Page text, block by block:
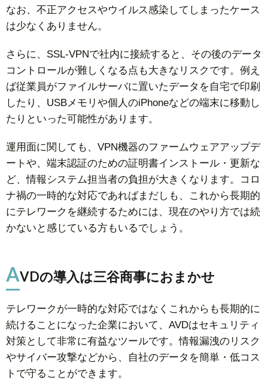
なお、不正アクセスやウイルス感染してしまったケース
は少なくありません。
さらに、SSL-VPNで社内に接続すると、その後のデータ
コントロールが難しくなる点も大きなリスクです。例え
ば従業員がファイルサーバに置いたデータを自宅で印刷
したり、USBメモリや個人のiPhoneなどの端末に移動し
たりといった可能性があります。
運用面に関しても、VPN機器のファームウェアアップデ
ートや、端末認証のための証明書インストール・更新な
ど、情報システム担当者の負担が大きくなります。コロ
ナ禍の一時的な対応であればまだしも、これから長期的
にテレワークを継続するためには、現在のやり方では続
かないと感じている方もいるでしょう。
AVDの導入は三谷商事におまかせ
テレワークが一時的な対応ではなくこれからも長期的に
続けることになった企業において、AVDはセキュリティ
対策として非常に有益なツールです。情報漏洩のリスク
やサイバー攻撃などから、自社のデータを簡単・低コス
トで守ることができます。